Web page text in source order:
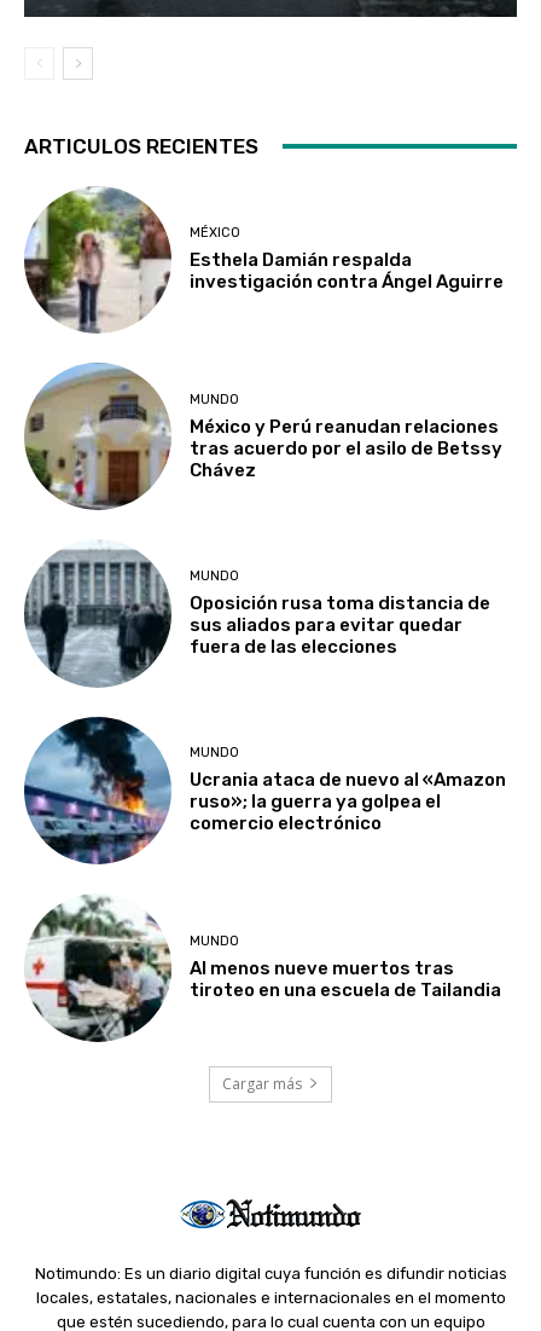
ARTICULOS RECIENTES
MÉXICO
Esthela Damián respalda
investigación contra Ángel Aguirre
MUNDO
México y Perú reanudan relaciones
tras acuerdo por el asilo de Betssy
Chávez
MUNDO
Oposición rusa toma distancia de
sus aliados para evitar quedar
fuera de las elecciones
MUNDO
Ucrania ataca de nuevo al «Amazon
ruso»; la guerra ya golpea el
comercio electrónico
MUNDO
Al menos nueve muertos tras
tiroteo en una escuela de Tailandia
Cargar más
Notimundo: Es un diario digital cuya función es difundir noticias
locales, estatales, nacionales e internacionales en el momento
que estén sucediendo, para lo cual cuenta con un equipo